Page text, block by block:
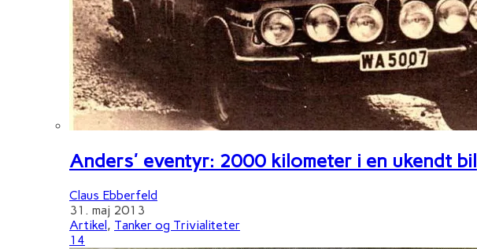
Anders' eventyr: 2000 kilometer i en ukendt bil
Claus Ebberfeld
31. maj 2013
Artikel , Tanker og Trivialiteter
14